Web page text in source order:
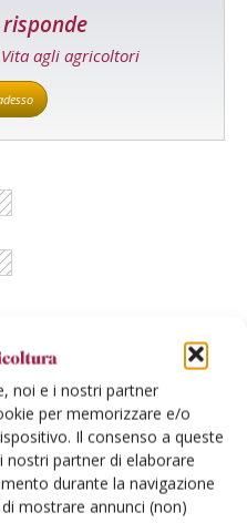
noi e i nostri partner
per memorizzare e/o
Il consenso a queste
partner di elaborare
durante la navigazione
mostrare annunci (non)
agli agricoltori
di